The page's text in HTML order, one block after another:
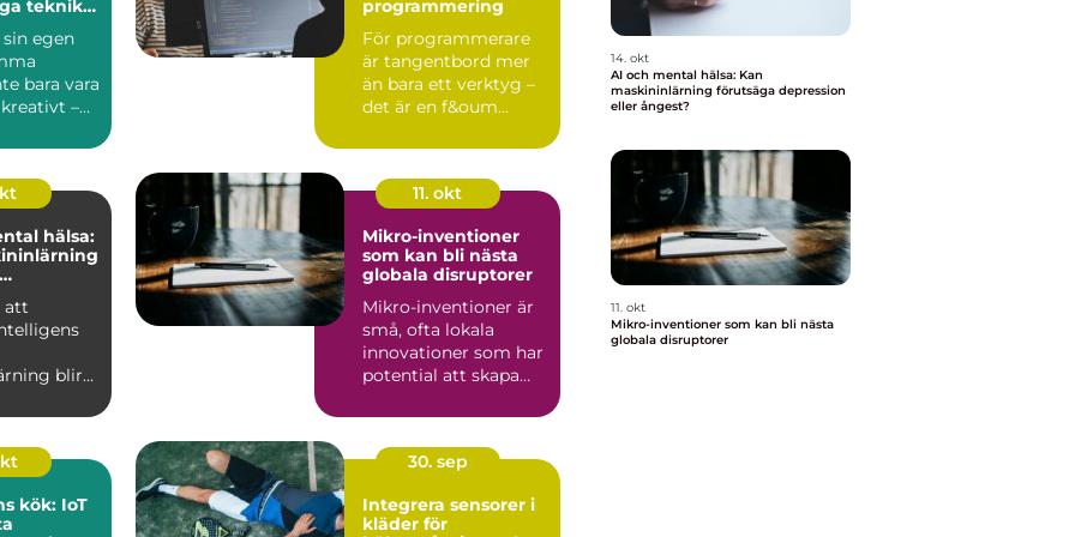
teknik
egen
bara vara
–
programmering
För programmerare
är tangentbord mer
än bara ett verktyg –
det är en f&oum...
hälsa:
att
blir
11. okt
Mikro-inventioner
som kan bli nästa
globala disruptorer
Mikro-inventioner är
små, ofta lokala
innovationer som har
potential att skapa
kök: IoT
30. sep
Integrera sensorer i
kläder för
14. okt
AI och mental hälsa: Kan
maskininlärning förutsäga depression
eller ångest?
11. okt
Mikro-inventioner som kan bli nästa
globala disruptorer